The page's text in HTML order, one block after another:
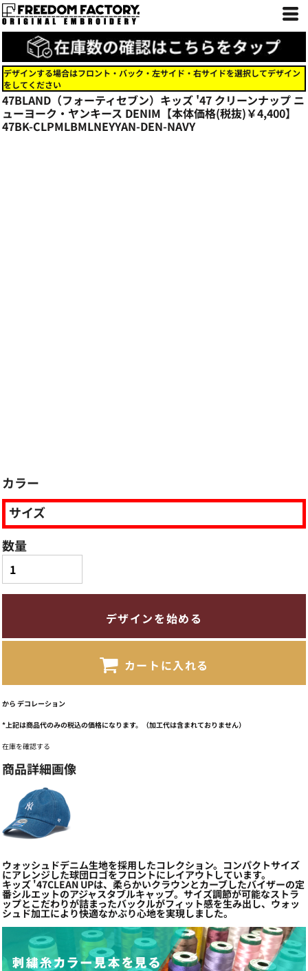
デザインする場合はフロント・バック・左サイド・右サイドを選択してデザイン
をしてください
47BLAND（フォーティセブン）キッズ '47 クリーンナップ ニ
ューヨーク・ヤンキース DENIM【本体価格(税抜)￥4,400】
47BK-CLPMLBMLNEYYAN-DEN-NAVY
カラー
サイズ
数量
デザインを始める
カートに入れる
から デコレーション
*上記は商品代のみの税込の価格になります。（加工代は含まれておりません）
在庫を確認する
商品詳細画像
ウォッシュドデニム生地を採用したコレクション。コンパクトサイズ
にアレンジした球団ロゴをフロントにレイアウトしています。
キッズ '47CLEAN UPは、柔らかいクラウンとカーブしたバイザーの定
番シルエットのアジャスタブルキャップ。サイズ調節が可能なストラ
ップとこだわりが詰まったバックルがフィット感を生み出し、ウォッ
シュド加工により快適なかぶり心地を実現しました。